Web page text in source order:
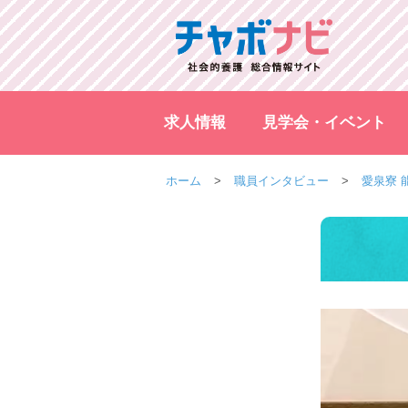
求人情報 見学会・イベント
ホーム 職員インタビュー 愛泉寮